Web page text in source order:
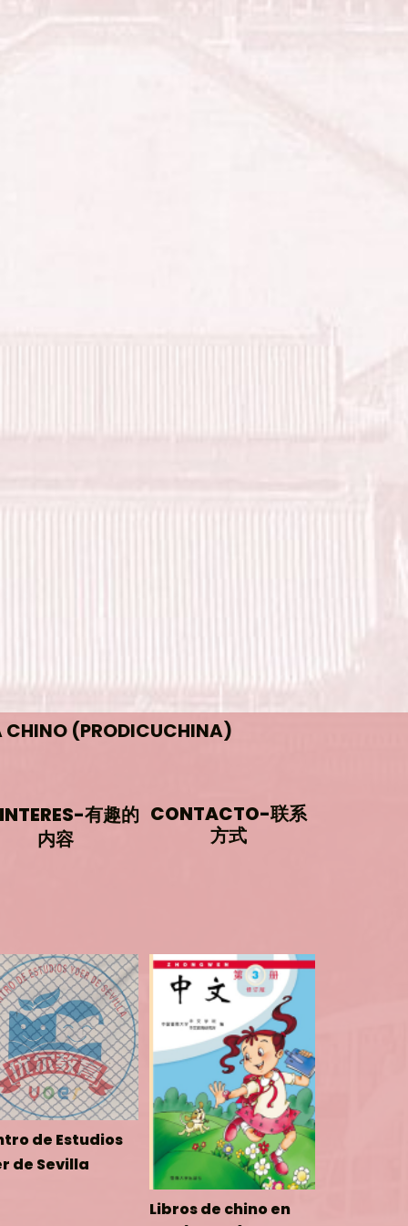
CHINO (PRODICUCHINA)
有趣的
内容
CONTACTO-联系
方式
de Estudios
de Sevilla
Libros de chino en